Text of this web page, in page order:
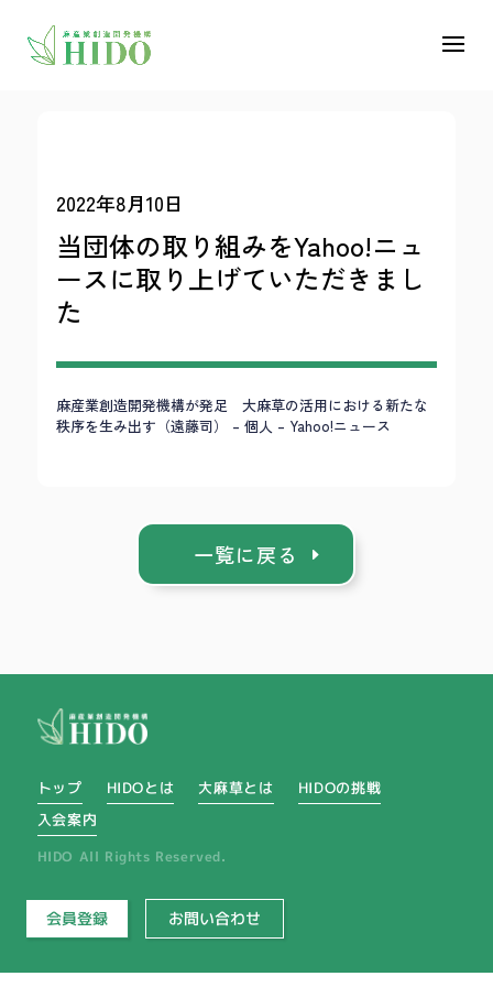
2022年8月10日
当団体の取り組みをYahoo!ニュ
ースに取り上げていただきまし
た
麻産業創造開発機構が発足 大麻草の活用における新たな
秩序を生み出す（遠藤司） – 個人 – Yahoo!ニュース
一覧に戻る
トップ HIDOとは 大麻草とは
HIDOの挑戦
入会案内
HIDO All Rights Reserved.
会員登録 お問い合わせ